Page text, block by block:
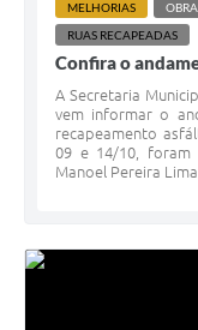
MELHORIAS
RUAS RECAPEADAS
Confira o
A Secretaria
vem informar o
recapeamento
09 e 14/10, foram
Manoel Pereira